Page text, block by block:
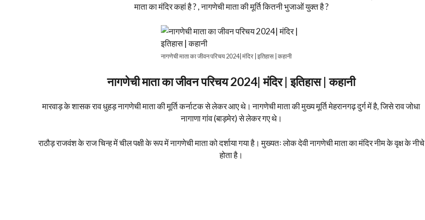
माता का मंदिर कहां है ? , नागणेची माता की मूर्ति कितनी भुजाओं युक्त है ?
नागणेची माता का जीवन परिचय 2024| मंदिर | इतिहास | कहानी
नागणेची माता का जीवन परिचय 2024| मंदिर | इतिहास | कहानी
मारवाड़ के शासक राव धुहड़ नागणेची माता की मूर्ति कर्नाटक से लेकर आए थे। नागणेची माता की मुख्य मूर्ति मेहरानगढ़ दुर्ग में है, जिसे राव जोधा
नागाणा गांव (बाड़मेर) से लेकर गए थे।
राठौड़ राजवंश के राज चिन्ह में चील पक्षी के रूप में नागणेची माता को दर्शाया गया है। मुख्यतः लोक देवी नागणेची माता का मंदिर नीम के वृक्ष के नीचे
होता है।